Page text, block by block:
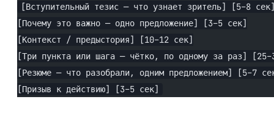
[Вступительный тезис — что узнает зритель] [5–8
[Почему это важно — одно предложение] [3–5 сек]
[Контекст / предыстория] [10–12 сек]
[Три пункта или шага — чётко, по одному за раз]
[Резюме — что разобрали, одним предложением] [5–7
[Призыв к действию] [3–5 сек]